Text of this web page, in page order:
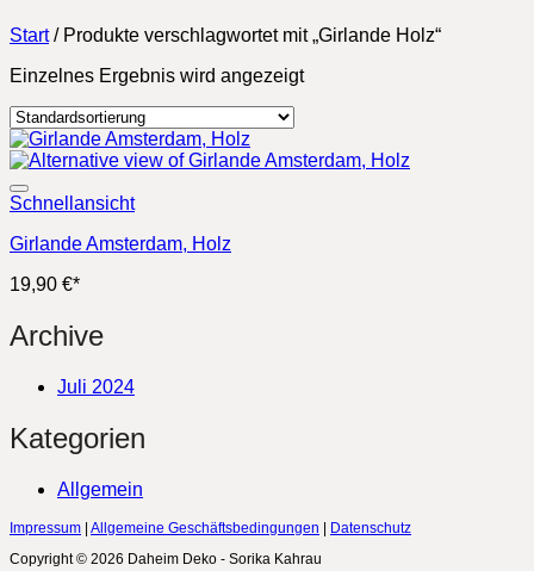
Start /Produkte verschlagwortet mit „Girlande Holz“
Einzelnes Ergebnis wird angezeigt
Schnellansicht
Girlande Amsterdam, Holz
19,90 €*
Archive
Juli 2024
Kategorien
Allgemein
Impressum | Allgemeine Geschäftsbedingungen | Datenschutz
Copyright © 2026 Daheim Deko - Sorika Kahrau